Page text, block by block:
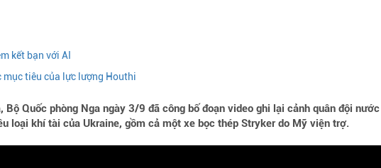
kết bạn với AI
mục tiêu của lực lượng Houthi
Bộ Quốc phòng Nga ngày 3/9 đã công bố đoạn video ghi lại cảnh quân đội nước
loại khí tài của Ukraine, gồm cả một xe bọc thép Stryker do Mỹ viện trợ.